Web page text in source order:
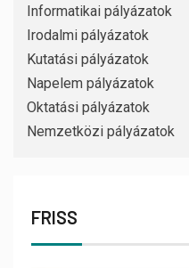
Informatikai pályázatok
Irodalmi pályázatok
Kutatási pályázatok
Napelem pályázatok
Oktatási pályázatok
Nemzetközi pályázatok
FRISS